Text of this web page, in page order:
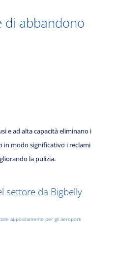
di abbandono
e ad alta capacità eliminano i
modo significativo i reclami
la pulizia.
settore da Bigbelly
appositamente per gli aeroporti